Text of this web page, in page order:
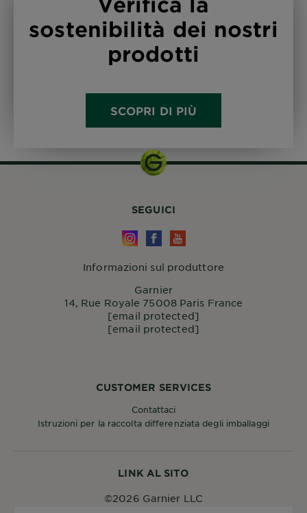
sostenibilità dei nostri
prodotti
SCOPRI DI PIÙ
LINK AL SITO
©2026 Garnier LLC
CUSTOMER SERVICES
Contattaci
Istruzioni per la raccolta differenziata degli imballaggi
SEGUICI
Informazioni sul produttore
Garnier
14, Rue Royale 75008 Paris France
[email protected]
[email protected]